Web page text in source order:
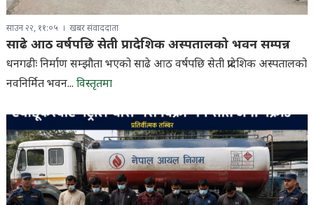
साउन २२, ११:०५ खबर संवाददाता
साढे आठ वर्षपछि सेती प्रादेशिक अस्पतालको भवन सम्पन्न
धनगढीः निर्माण सम्झौता भएको साढे आठ वर्षपछि सेती प्रादेशिक अस्पतालको
नवनिर्मित भवन... विस्तृतमा